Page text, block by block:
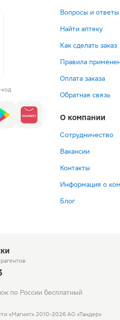
код
Вопросы и ответы
Найти аптеку
Как сделать заказ
Правила
Оплата заказа
Обратная связь
О компании
Сотрудничество
Вакансии
Контакты
Информация о
Блог
по России бесплатный
«Магнит».2010-2026 АО «Тандер»